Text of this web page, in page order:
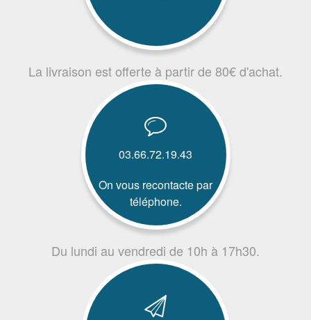
La livraison est offerte à partir de 80€ d'achat.
03.66.72.19.43
On vous recontacte par
téléphone.
Du lundi au vendredi de 10h à 17h30.